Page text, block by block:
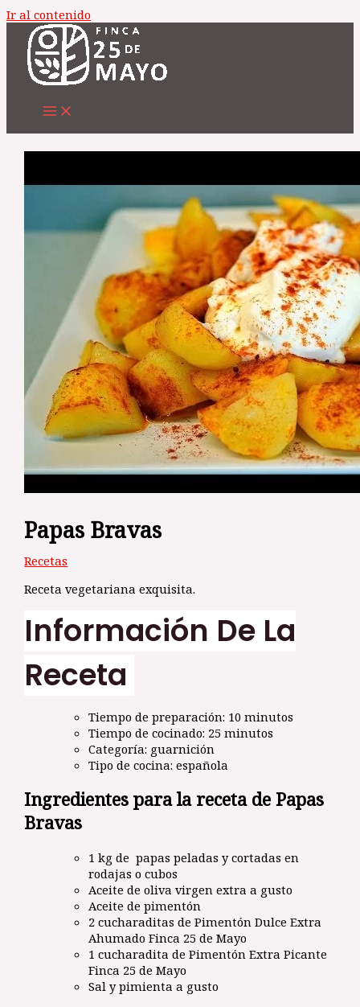
Ir al contenido
Papas Bravas
Recetas
Receta vegetariana exquisita.
Información De La
Receta
Tiempo de preparación: 10 minutos
Tiempo de cocinado: 25 minutos
Categoría: guarnición
Tipo de cocina: española
Ingredientes para la receta de Papas
Bravas
1 kg de papas peladas y cortadas en
rodajas o cubos
Aceite de oliva virgen extra a gusto
Aceite de pimentón
2 cucharaditas de Pimentón Dulce Extra
Ahumado Finca 25 de Mayo
1 cucharadita de Pimentón Extra Picante
Finca 25 de Mayo
Sal y pimienta a gusto